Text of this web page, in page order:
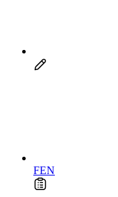
FEN